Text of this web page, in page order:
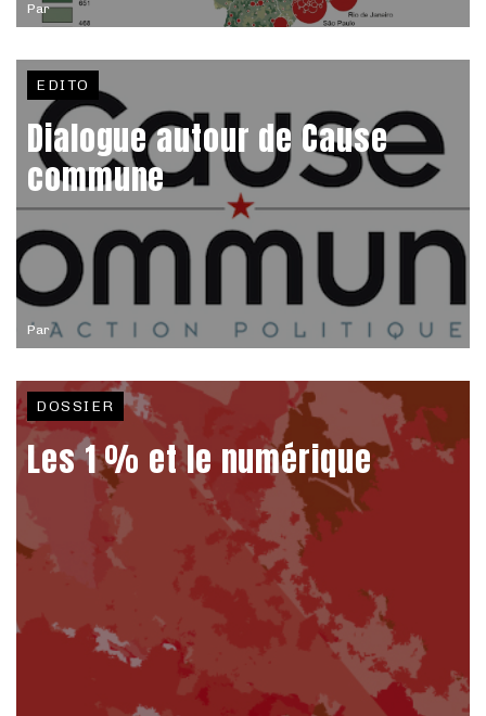
Par
Par
EDITO
Dialogue autour de Cause
commune
DOSSIER
Les 1 % et le numérique